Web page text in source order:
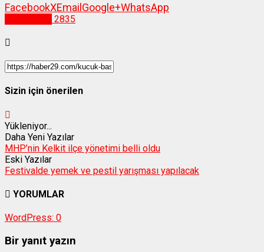
FacebookXEmailGoogle+WhatsApp
2835
Sizin için önerilen
Yükleniyor...
Daha Yeni Yazılar
MHP’nin Kelkit ilçe yönetimi belli oldu
Eski Yazılar
Festivalde yemek ve pestil yarışması yapılacak
YORUMLAR
WordPress: 0
Bir yanıt yazın